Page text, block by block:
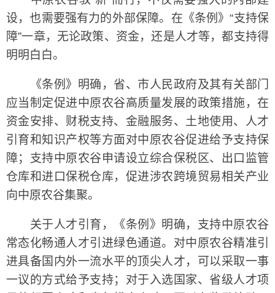
设，也需要强有力的外部保障。在《条例》“支持保
障”一章，无论政策、资金，还是人才等，都支持得
明明白白。
《条例》明确，省、市人民政府及其有关部门
应当制定促进中原农谷高质量发展的政策措施，在
资金安排、财税支持、金融服务、土地使用、人才
引育和知识产权等方面对中原农谷促进给予支持保
障；支持中原农谷申请设立综合保税区、出口监管
仓库和进口保税仓库，促进涉农跨境贸易相关产业
向中原农谷集聚。
关于人才引育，《条例》明确，支持中原农谷
常态化畅通人才引进绿色通道。对中原农谷精准引
进具备国内外一流水平的顶尖人才，可以采取一事
一议的方式给予支持；对于入选国家、省级人才项